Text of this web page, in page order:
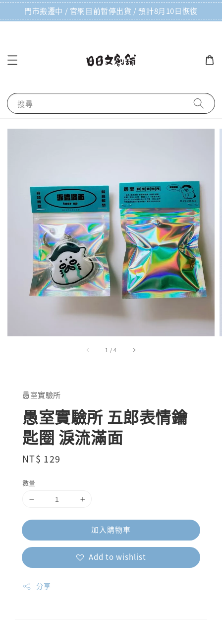
門市搬遷中 / 官網目前暫停出貨 / 預計8月10日恢復
搜尋
1 /4
愚室實驗所
愚室實驗所 五郎表情鑰
匙圈 淚流滿面
Regular
NT$ 129
數量
加入購物車
Add to wishlist
分享